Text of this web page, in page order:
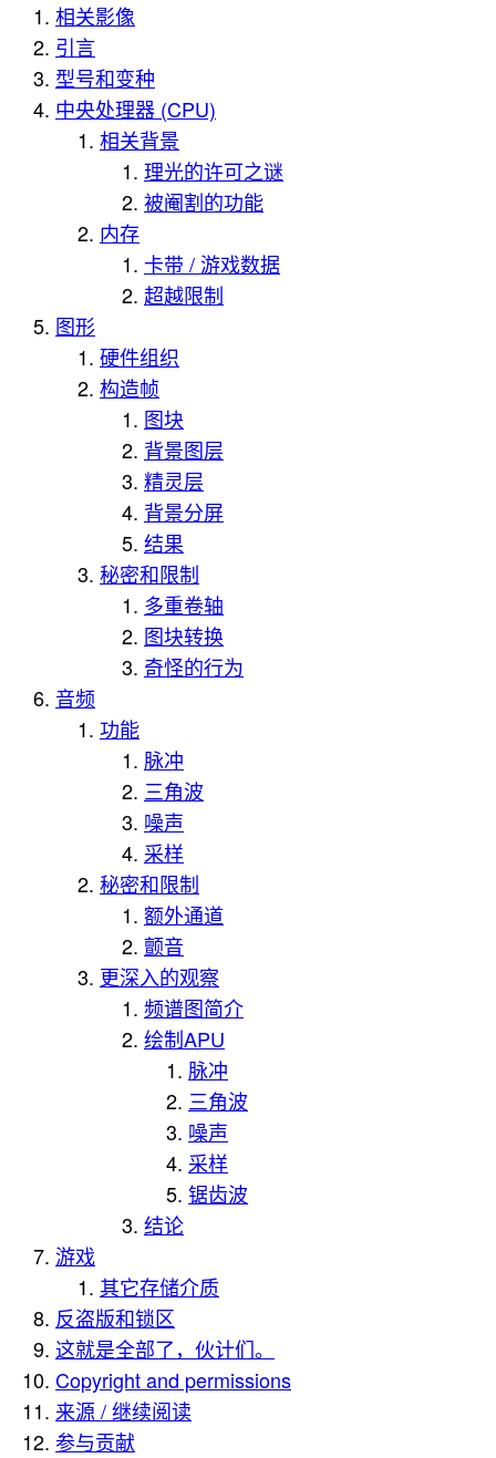
相关影像
引言
型号和变种
中央处理器 (CPU)
相关背景
理光的许可之谜
被阉割的功能
内存
卡带 / 游戏数据
超越限制
图形
硬件组织
构造帧
图块
背景图层
精灵层
背景分屏
结果
秘密和限制
多重卷轴
图块转换
奇怪的行为
音频
功能
脉冲
三角波
噪声
采样
秘密和限制
额外通道
颤音
更深入的观察
频谱图简介
绘制APU
脉冲
三角波
噪声
采样
锯齿波
结论
游戏
其它存储介质
反盗版和锁区
这就是全部了，伙计们。
Copyright and permissions
来源 / 继续阅读
参与贡献